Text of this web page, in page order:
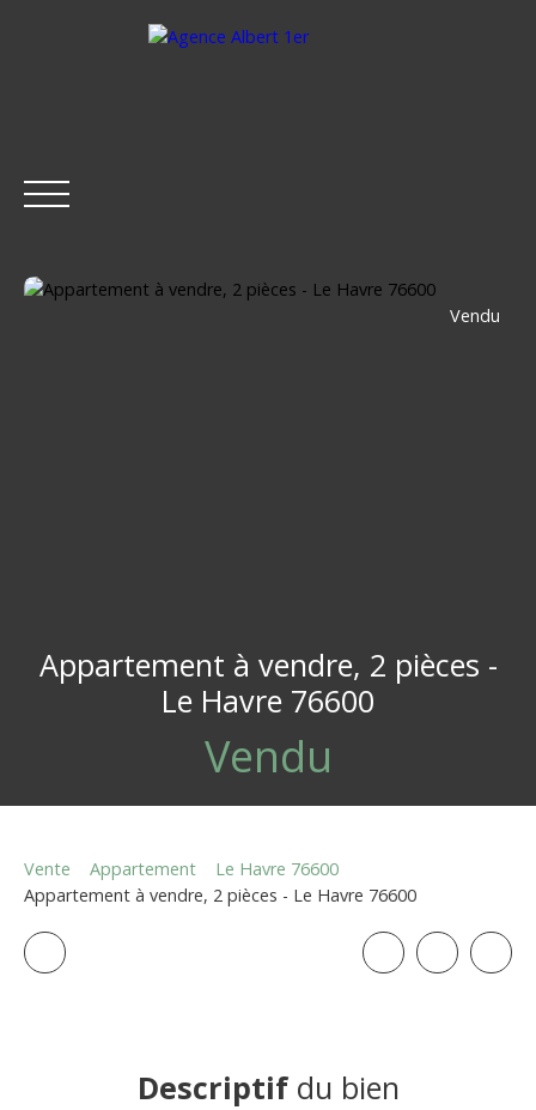
Vendu
Appartement à vendre, 2 pièces -
Le Havre 76600
Vendu
Vente Appartement
Le Havre 76600
Appartement à vendre, 2 pièces - Le Havre 76600
Descriptifdu bien